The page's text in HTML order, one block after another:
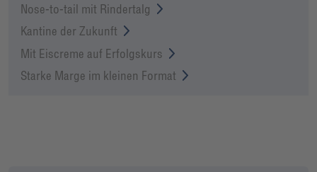
Nose-to-tail mit Rindertalg
Kantine der Zukunft
Mit Eiscreme auf Erfolgskurs
Starke Marge im kleinen Format